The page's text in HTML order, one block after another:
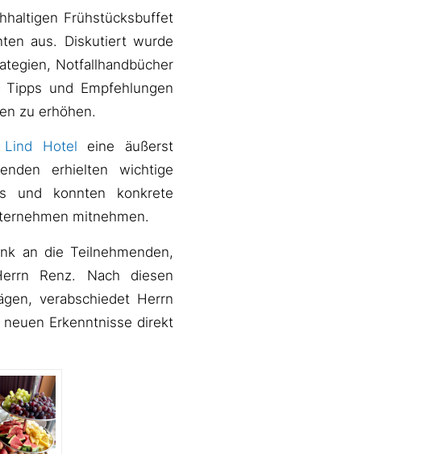
Frühstücksbuffet
aus. Diskutiert wurde
Notfallhandbücher
und Empfehlungen
zu erhöhen.
Lind Hotel eine äußerst
erhielten wichtige
und konnten konkrete
mitnehmen.
an die Teilnehmenden,
Renz. Nach diesen
verabschiedet Herrn
Erkenntnisse direkt